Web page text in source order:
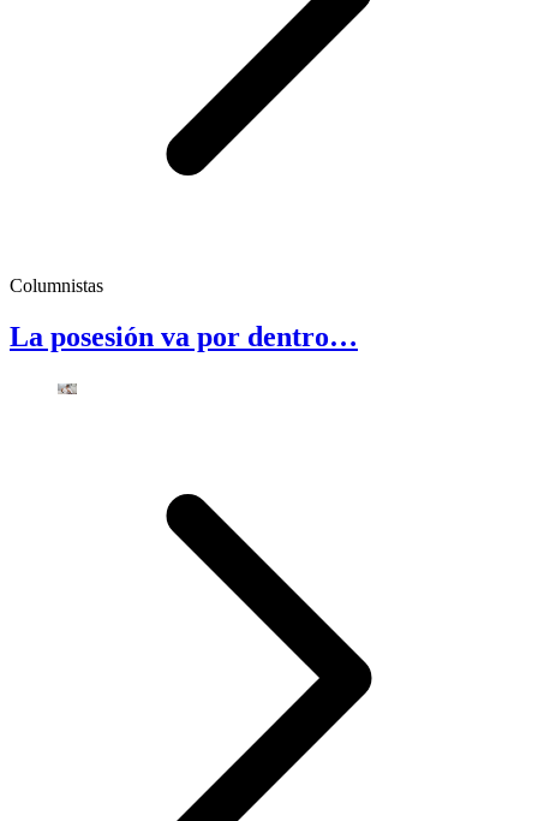
Columnistas
La posesión va por dentro…